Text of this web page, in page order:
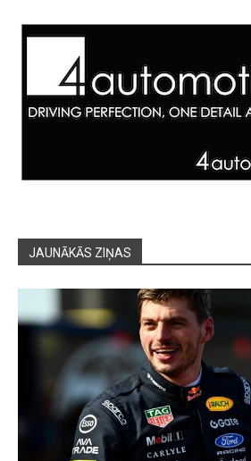
JAUNĀKĀS ZIŅAS